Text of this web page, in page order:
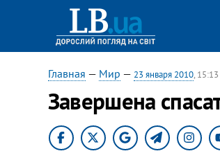
Главная — Мир — 23 января 2010, 15:13
Завершена